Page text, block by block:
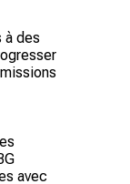
à des
avec